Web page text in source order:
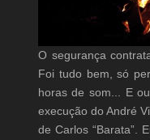
O segurança
Foi tudo bem, só
horas de som... E
execução do André
de Carlos “Barata”.